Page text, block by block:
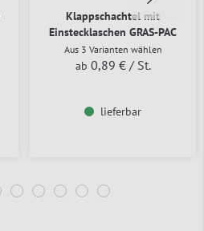
Klappschachtel mit
Einstecklaschen GRAS-PAC
Aus 3 Varianten wählen
ab 0,89 € / St.
lieferbar